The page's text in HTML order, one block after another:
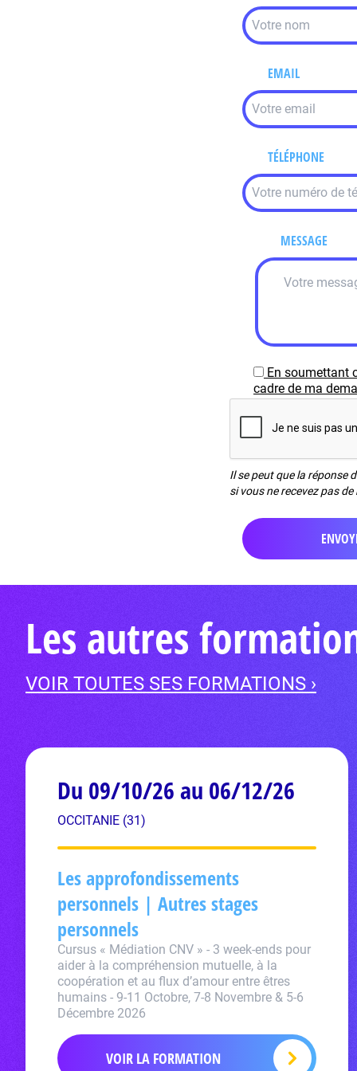
EMAIL
TÉLÉPHONE
MESSAGE
En soumettant
cadre de ma
Il se peut que la réponse
si vous ne recevez pas
Les autres
VOIR TOUTES SES FORMATIONS ›
Du 09/10/26 au 06/12/26
OCCITANIE (31)
Les approfondissements
personnels | Autres stages
personnels
Cursus « Médiation CNV » - 3 week-ends pour
aider à la compréhension mutuelle, à la
coopération et au flux d’amour entre êtres
humains - 9-11 Octobre, 7-8 Novembre & 5-6
Décembre 2026
VOIR LA FORMATION